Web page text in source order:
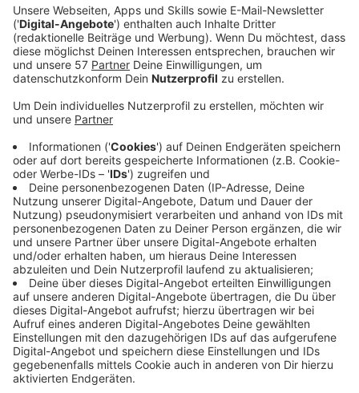
„Manchmal kommen Lieder völlig überraschend zu
einem und müssen dann schnellstmöglich raus zu den
Menschen. ‚Bye Bye‘ ist so ein Lied", sagt Sarah
Connor. Sie habe das Gefühl eingefangen, das sie
überall umgibt und daraus diesen Song gemacht. Für
das Video sei sie unter anderem mit dem Auto
rumgefahren und habe Menschen in den
verschiedensten Situationen gebeten, kurz in mein
Handy zu singen. "Krankenschwestern, ein Busfahrer
und eine Supermarktmitarbeiterin haben mitgemacht.
Es musste schnell gehen und sollte unaufwendig sein
und ich bin sehr dankbar für die Unterstützung so viel
toller Menschen", sagt Connor. Der Song ist als
Abschied auf das Jahr 2020 zu verstehen und jetzt für
euch hier bei uns im besten Mix.
Anzeige